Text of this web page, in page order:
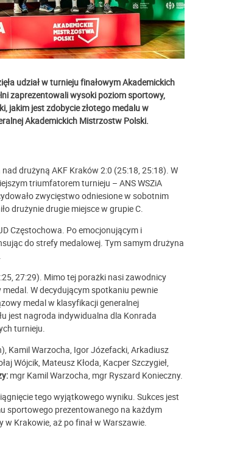
udział w turnieju finałowym Akademickich
zaprezentowali wysoki poziom sportowy,
jakim jest zdobycie złotego medalu w
Akademickich Mistrzostw Polski.
drużyną AKF Kraków 2:0 (25:18, 25:18). W
triumfatorem turnieju – ANS WSZiA
zwycięstwo odniesione w sobotnim
drużynie drugie miejsce w grupie C.
Częstochowa. Po emocjonującym i
do strefy medalowej. Tym samym drużyna
27:29). Mimo tej porażki nasi zawodnicy
W decydującym spotkaniu pewnie
medal w klasyfikacji generalnej
jest nagroda indywidualna dla Konrada
turnieju.
Kamil Warzocha, Igor Józefacki, Arkadiusz
Wójcik, Mateusz Kłoda, Kacper Szczygieł,
mgr Kamil Warzocha, mgr Ryszard Konieczny.
tego wyjątkowego wyniku. Sukces jest
sportowego prezentowanego na każdym
Krakowie, aż po finał w Warszawie.